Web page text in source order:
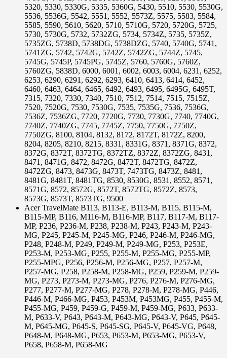
5320, 5330, 5330G, 5335, 5360G, 5430, 5510, 5530, 5530G,
5536, 5536G, 5542, 5551, 5552, 5573Z, 5575, 5583, 5584,
5585, 5590, 5610, 5620, 5710, 5710G, 5720, 5720G, 5725,
5730, 5730G, 5732, 5732ZG, 5734, 5734Z, 5735, 5735Z,
5735ZG, 5738D, 5738DG, 5738DZG, 5740, 5740G, 5741,
5741ZG, 5742, 5742G, 5742Z, 5742ZG, 5744Z, 5745,
5745G, 5745P, 5745PG, 5745Z, 5760, 5760G, 5760Z,
5760ZG, 5838D, 6000, 6001, 6002, 6003, 6004, 6231, 6252,
6253, 6290, 6291, 6292, 6293, 6410, 6413, 6414, 6452,
6460, 6463, 6464, 6465, 6492, 6493, 6495, 6495G, 6495T,
7315, 7320, 7330, 7340, 7510, 7512, 7514, 7515, 7515Z,
7520, 7520G, 7530, 7530G, 7535, 7535G, 7536, 7536G,
7536Z, 7536ZG, 7720, 7720G, 7730, 7730G, 7740, 7740G,
7740Z, 7740ZG, 7745, 7745Z, 7750, 7750G, 7750Z,
7750ZG, 8100, 8104, 8132, 8172, 8172T, 8172Z, 8200,
8204, 8205, 8210, 8215, 8331, 8331G, 8371, 8371G, 8372,
8372G, 8372T, 8372TG, 8372TZ, 8372Z, 8372ZG, 8431,
8471, 8471G, 8472, 8472G, 8472T, 8472TG, 8472Z,
8472ZG, 8473, 8473G, 8473T, 7473TG, 8473Z, 8481,
8481G, 8481T, 8481TG, 8530, 8530G, 8531, 8552, 8571,
8571G, 8572, 8572G, 8572T, 8572TG, 8572Z, 8573,
8573G, 8573T, 8573TG, 9500
Acer TravelMate B113, B113-E, B113-M, B115, B115-M,
B115-MP, B116, M116-M, B116-MP, B117, B117-M, B117-
MP, P236, P236-M, P238, P238-M, P243, P243-M, P243-
MG, P245, P245-M, P245-MG, P246, P246-M, P246-MG,
P248, P248-M, P249, P249-M, P249-MG, P253, P253E,
P253-M, P253-MG, P255, P255-M, P255-MG, P255-MP,
P255-MPG, P256, P256-M, P256-MG, P257, P257-M,
P257-MG, P258, P258-M, P258-MG, P259, P259-M, P259-
MG, P273, P273-M, P273-MG, P276, P276-M, P276-MG,
P277, P277-M, P277-MG, P278, P278-M, P278-MG, P446,
P446-M, P466-MG, P453, P453M, P453MG, P455, P455-M,
P455-MG, P459, P459-G, P459-M, P459-MG, P633, P633-
M, P633-V, P643, P643-M, P643-MG, P643-V, P645, P645-
M, P645-MG, P645-S, P645-SG, P645-V, P645-VG, P648,
P648-M, P648-MG, P653, P653-M, P653-MG, P653-V,
P658, P658-M, P658-MG